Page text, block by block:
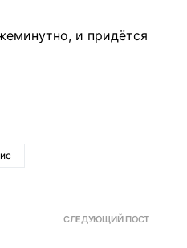
и придётся
СЛЕДУЮЩИЙ ПОСТ